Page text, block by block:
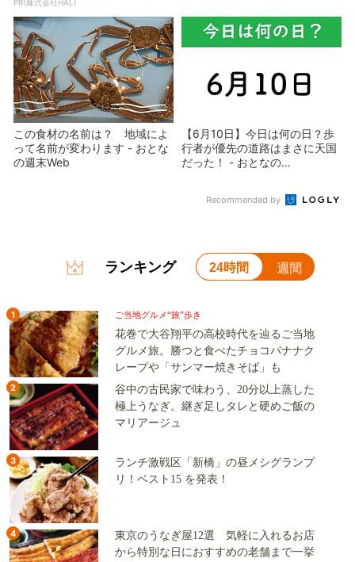
PR(株式会社HAL)
この食材の名前は？ 地域によ
って名前が変わります - おとな
の週末Web
【6月10日】今日は何の日？歩
行者が優先の道路はまさに天国
だった！ - おとなの...
Recommended by
ランキング 24時間 週間
1 ご当地グルメ“旅”歩き
花巻で大谷翔平の高校時代を辿るご当地
グルメ旅。勝つと食べたチョコバナナク
レープや「サンマー焼きそば」も
2
谷中の古民家で味わう、20分以上蒸した
極上うなぎ。継ぎ足しタレと硬めご飯の
マリアージュ
3
ランチ激戦区「新橋」の昼メシグランプ
リ！ベスト15 を発表！
4
東京のうなぎ屋12選 気軽に入れるお店
から特別な日におすすめの老舗まで一挙